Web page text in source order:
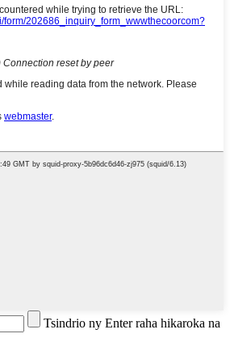
Tsindrio ny Enter raha hikaroka na